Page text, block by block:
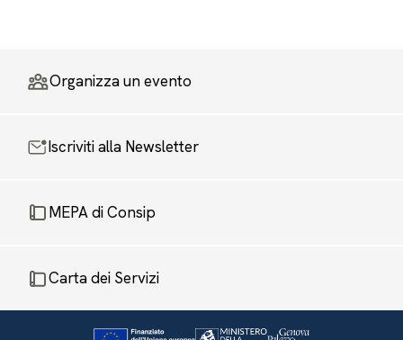
Organizza un evento
Iscriviti alla Newsletter
MEPA di Consip
Carta dei Servizi